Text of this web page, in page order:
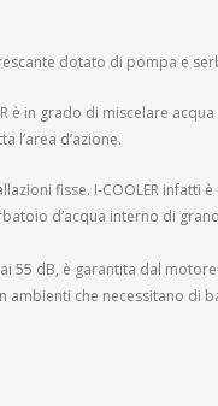
dotato di pompa e
è in grado di miscelare
l’area d’azione.
fisse. I-COOLER infatti
d’acqua interno di
55 dB, è garantita dal
che necessitano di